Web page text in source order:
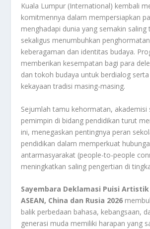
Kuala Lumpur (International) kembali
komitmennya dalam mempersiapkan
menghadapi dunia yang semakin saling
sekaligus menumbuhkan
keberagaman dan identitas budaya.
memberikan kesempatan bagi para
dan tokoh budaya untuk berdialog
kekayaan tradisi masing-masing.
Sejumlah tamu kehormatan, akademisi
pemimpin di bidang pendidikan turut
ini, menegaskan pentingnya peran
pendidikan dalam memperkuat
antarmasyarakat (people-to-people
meningkatkan saling pengertian di
Sayembara Deklamasi Puisi Artistik
ASEAN, China dan Rusia 2026
balik perbedaan bahasa, kebangsaan,
generasi muda memiliki harapan yang